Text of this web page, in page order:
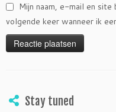
Mijn naam, e-mail en
volgende keer wanneer ik
Stay tuned